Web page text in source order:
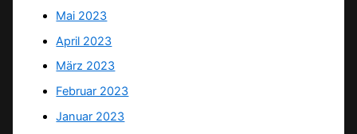
Mai 2023
April 2023
März 2023
Februar 2023
Januar 2023